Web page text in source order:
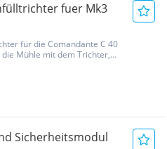
fuer Mk3
für die Comandante C 40
Mühle mit dem Trichter,
Sicherheitsmodul